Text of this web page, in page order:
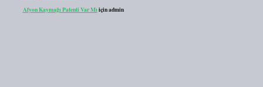
Afyon Kaymağı Patenti Var Mı içinadmin